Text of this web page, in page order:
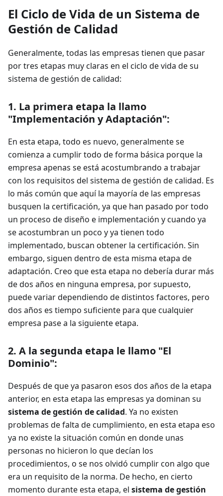
El Ciclo de Vida de un Sistema de
Gestión de Calidad
Generalmente, todas las empresas tienen que pasar
por tres etapas muy claras en el ciclo de vida de su
sistema de gestión de calidad:
1. La primera etapa la llamo
"Implementación y Adaptación":
En esta etapa, todo es nuevo, generalmente se
comienza a cumplir todo de forma básica porque la
empresa apenas se está acostumbrando a trabajar
con los requisitos del sistema de gestión de calidad. Es
lo más común que aquí la mayoría de las empresas
busquen la certificación, ya que han pasado por todo
un proceso de diseño e implementación y cuando ya
se acostumbran un poco y ya tienen todo
implementado, buscan obtener la certificación. Sin
embargo, siguen dentro de esta misma etapa de
adaptación. Creo que esta etapa no debería durar más
de dos años en ninguna empresa, por supuesto,
puede variar dependiendo de distintos factores, pero
dos años es tiempo suficiente para que cualquier
empresa pase a la siguiente etapa.
2. A la segunda etapa le llamo "El
Dominio":
Después de que ya pasaron esos dos años de la etapa
anterior, en esta etapa las empresas ya dominan su
sistema de gestión de calidad. Ya no existen
problemas de falta de cumplimiento, en esta etapa eso
ya no existe la situación común en donde unas
personas no hicieron lo que decían los
procedimientos, o se nos olvidó cumplir con algo que
era un requisito de la norma. De hecho, en cierto
momento durante esta etapa, el sistema de gestión